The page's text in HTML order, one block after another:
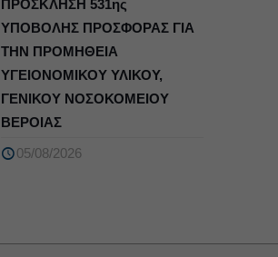
ΠΡΟΣΚΛΗΣΗ 531ης
ΥΠΟΒΟΛΗΣ ΠΡΟΣΦΟΡΑΣ ΓΙΑ
ΤΗΝ ΠΡΟΜΗΘΕΙΑ
ΥΓΕΙΟΝΟΜΙΚΟΥ ΥΛΙΚΟΥ,
ΓΕΝΙΚΟΥ ΝΟΣΟΚΟΜΕΙΟΥ
ΒΕΡΟΙΑΣ
05/08/2026